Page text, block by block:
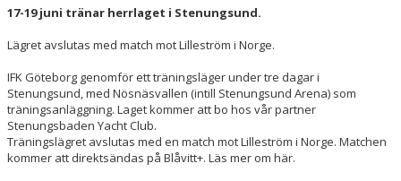
17-19 juni tränar herrlaget i Stenungsund.
Lägret avslutas med match mot Lilleström i Norge.
IFK Göteborg genomför ett träningsläger under tre dagar i
Stenungsund, med Nösnäsvallen (intill Stenungsund Arena) som
träningsanläggning. Laget kommer att bo hos vår partner
Stenungsbaden Yacht Club.
Träningslägret avslutas med en match mot Lilleström i Norge. Matchen
kommer att direktsändas på Blåvitt+. Läs mer om här.